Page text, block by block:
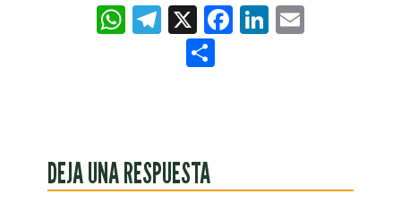
WhatsApp
Telegram
X Facebook
LinkedIn
DEJA UNA RESPUESTA